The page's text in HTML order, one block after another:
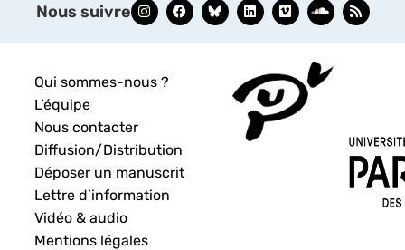
Nous suivre
Qui sommes-nous ?
L’équipe
Nous contacter
Diffusion/Distribution
Déposer un manuscrit
Lettre d’information
Vidéo & audio
Mentions légales